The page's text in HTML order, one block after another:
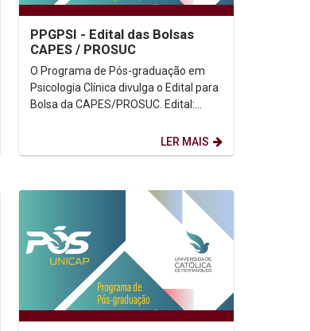
PPGPSI - Edital das Bolsas
CAPES / PROSUC
O Programa de Pós-graduação em
Psicologia Clínica divulga o Edital para
Bolsa da CAPES/PROSUC. Edital:
LER MAIS